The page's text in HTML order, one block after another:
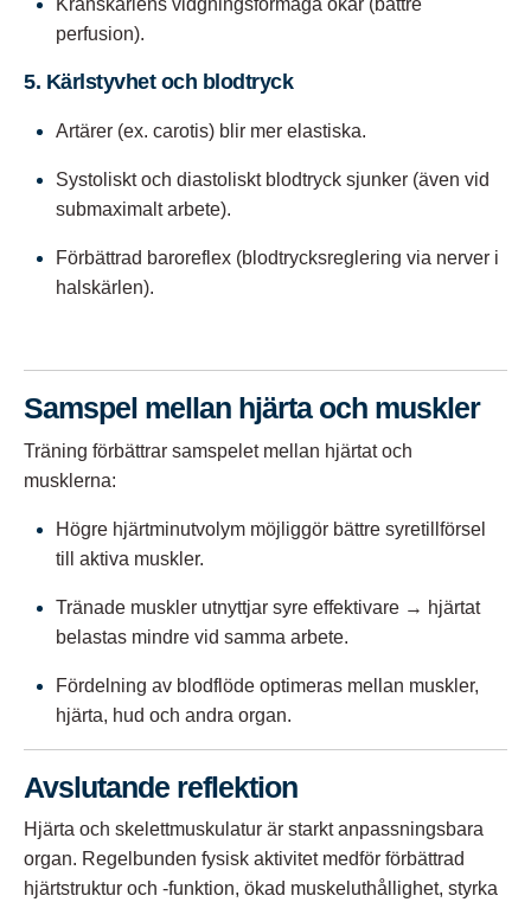
Kranskärlens vidgningsförmåga ökar (bättre
perfusion).
5. Kärlstyvhet och blodtryck
Artärer (ex. carotis) blir mer elastiska.
Systoliskt och diastoliskt blodtryck sjunker (även vid
submaximalt arbete).
Förbättrad baroreflex (blodtrycksreglering via nerver i
halskärlen).
Samspel mellan hjärta och muskler
Träning förbättrar samspelet mellan hjärtat och
musklerna:
Högre hjärtminutvolym möjliggör bättre syretillförsel
till aktiva muskler.
Tränade muskler utnyttjar syre effektivare → hjärtat
belastas mindre vid samma arbete.
Fördelning av blodflöde optimeras mellan muskler,
hjärta, hud och andra organ.
Avslutande reflektion
Hjärta och skelettmuskulatur är starkt anpassningsbara
organ. Regelbunden fysisk aktivitet medför förbättrad
hjärtstruktur och -funktion, ökad muskeluthållighet, styrka